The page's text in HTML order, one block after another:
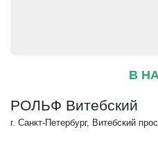
В
РОЛЬФ Витебский
г. Санкт-Петербург, Витебский